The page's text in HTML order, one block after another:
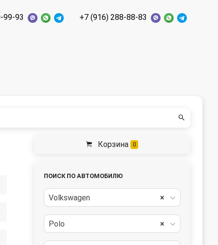
99-93 +7 (916) 288-88-83
Корзина 0
ПОИСК ПО АВТОМОБИЛЮ
×
Volkswagen
×
Polo